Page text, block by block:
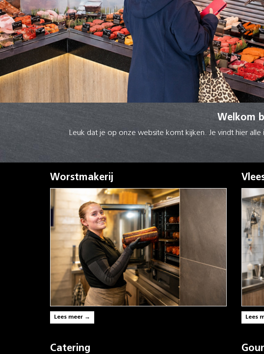
Welkom
Leuk dat je op onze website komt kijken. Je vindt hier
Worstmakerij
Lees meer → Lees
Catering